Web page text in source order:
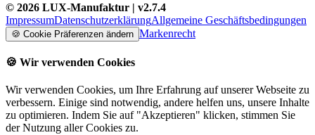
© 2026 LUX-Manufaktur | v2.7.4
ImpressumDatenschutzerklärungAllgemeine Geschäftsbedingungen
🍪 Cookie Präferenzen ändern Markenrecht
🍪 Wir verwenden Cookies
Wir verwenden Cookies, um Ihre Erfahrung auf unserer Webseite zu
verbessern. Einige sind notwendig, andere helfen uns, unsere Inhalte
zu optimieren. Indem Sie auf "Akzeptieren" klicken, stimmen Sie
der Nutzung aller Cookies zu.